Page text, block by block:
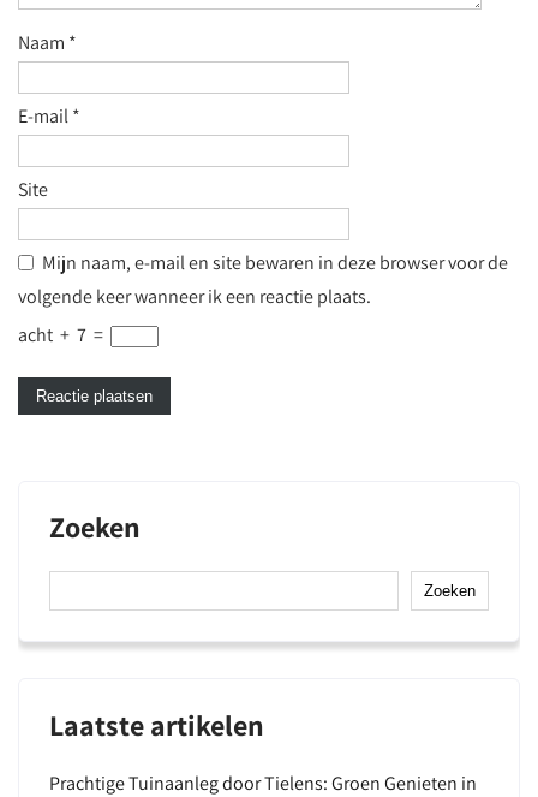
Naam *
E-mail*
Site
Mijn naam, e-mail en site bewaren in deze browser voor de
volgende keer wanneer ik een reactie plaats.
acht + 7 =
Zoeken
Zoeken
Laatste artikelen
Prachtige Tuinaanleg door Tielens: Groen Genieten in